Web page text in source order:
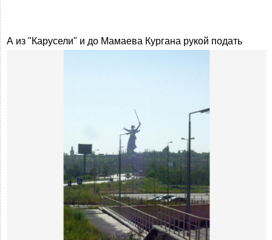
А из "Карусели" и до Мамаева Кургана рукой подать